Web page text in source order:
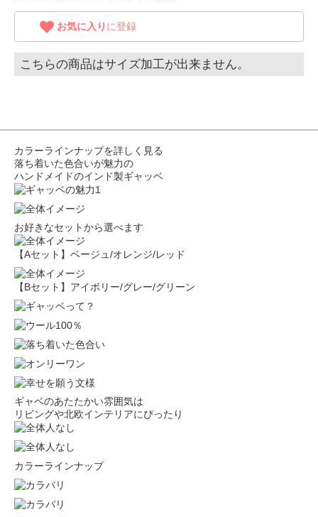
お気に入り に登録
こちらの商品はサイズ加工が出来ません。
カラーラインナップを詳しく見る
落ち着いた色合いが魅力の
ハンドメイドのインド製ギャッベ
お好きなセットから選べます
【Aセット】ベージュ/オレンジ/レッド
【Bセット】アイボリー/グレー/グリーン
ギャベのあたたかい雰囲気は
リビングや北欧インテリアにぴったり
カラーラインナップ